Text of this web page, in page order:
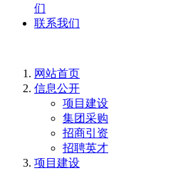
们
联系我们
网站首页
信息公开
项目建设
集团采购
招商引资
招聘英才
项目建设